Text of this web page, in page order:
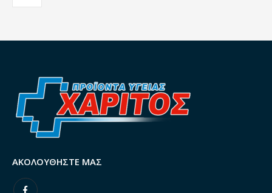
ΑΚΟΛΟΥΘΉΣΤΕ ΜΑΣ